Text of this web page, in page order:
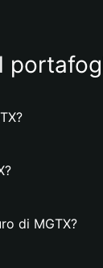
di MGTX?